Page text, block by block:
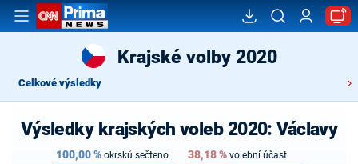
Krajské volby 2020
Celkové výsledky
Výsledky krajských voleb 2020: Václavy
100,00% okrsků sečteno 38,18% volební účast